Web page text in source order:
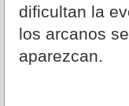
dificultan la
los arcanos
aparezcan.